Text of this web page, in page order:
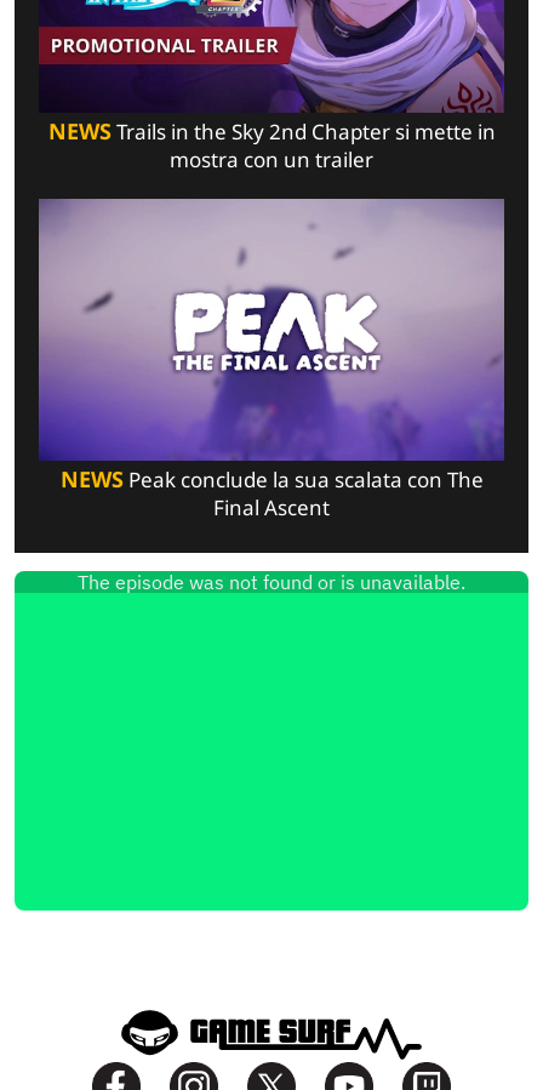
NEWSTrails in the Sky 2nd Chapter si mette in
mostra con un trailer
NEWSPeak conclude la sua scalata con The
Final Ascent